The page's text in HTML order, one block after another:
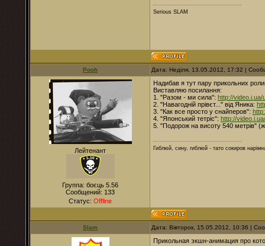
Serious SLAM
Pooh Дата: Неділя, 13.05.2012, 17:32 |
Лейтенант
Группа: боєць 5.56
Сообщений: 133
Статус: Offline
Надибав я тут пару прикольних
Виставляю посилання:
1. "Разом - ми сила": http://video.i.ua/
2. "Навагодній прівєт..." від Яника:
3. "Как все просто у снайперов":
4. "Японський тетріс": http://
5. "Подорож на висоту 540 метрів"
Гиблюй, сину, гиблюй - тато сокиров
Slam Дата: Вівторок, 15.05.2012, 10:36 |
Прикольная экшн-анимация про